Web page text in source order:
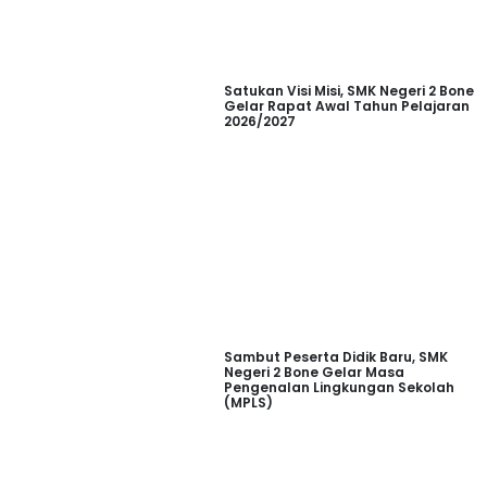
Satukan Visi Misi, SMK Negeri 2 Bone
Gelar Rapat Awal Tahun Pelajaran
2026/2027
Sambut Peserta Didik Baru, SMK
Negeri 2 Bone Gelar Masa
Pengenalan Lingkungan Sekolah
(MPLS)